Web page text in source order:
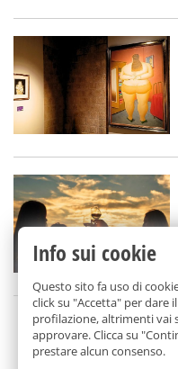
Info sui cookie
Questo sito fa uso di
click su "Accetta" per dare
profilazione, altrimenti vai
approvare. Clicca su
prestare alcun consenso.